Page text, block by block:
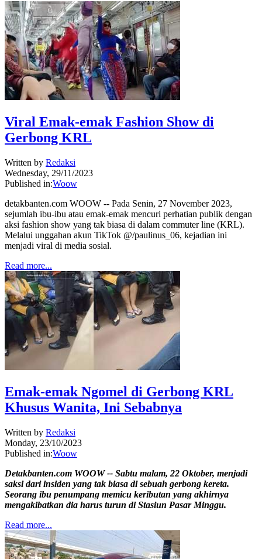
Viral Emak-emak Fashion Show di
Gerbong KRL
Written by Redaksi
Wednesday, 29/11/2023
Published in:Woow
detakbanten.com WOOW -- Pada Senin, 27 November 2023,
sejumlah ibu-ibu atau emak-emak mencuri perhatian publik dengan
aksi fashion show yang tak biasa di dalam commuter line (KRL).
Melalui unggahan akun TikTok @/paulinus_06, kejadian ini
menjadi viral di media sosial.
Read more...
Emak-emak Ngomel di Gerbong KRL
Khusus Wanita, Ini Sebabnya
Written by Redaksi
Monday, 23/10/2023
Published in:Woow
Detakbanten.com WOOW -- Sabtu malam, 22 Oktober, menjadi
saksi dari insiden yang tak biasa di sebuah gerbong kereta.
Seorang ibu penumpang memicu keributan yang akhirnya
mengakibatkan dia harus turun di Stasiun Pasar Minggu.
Read more...